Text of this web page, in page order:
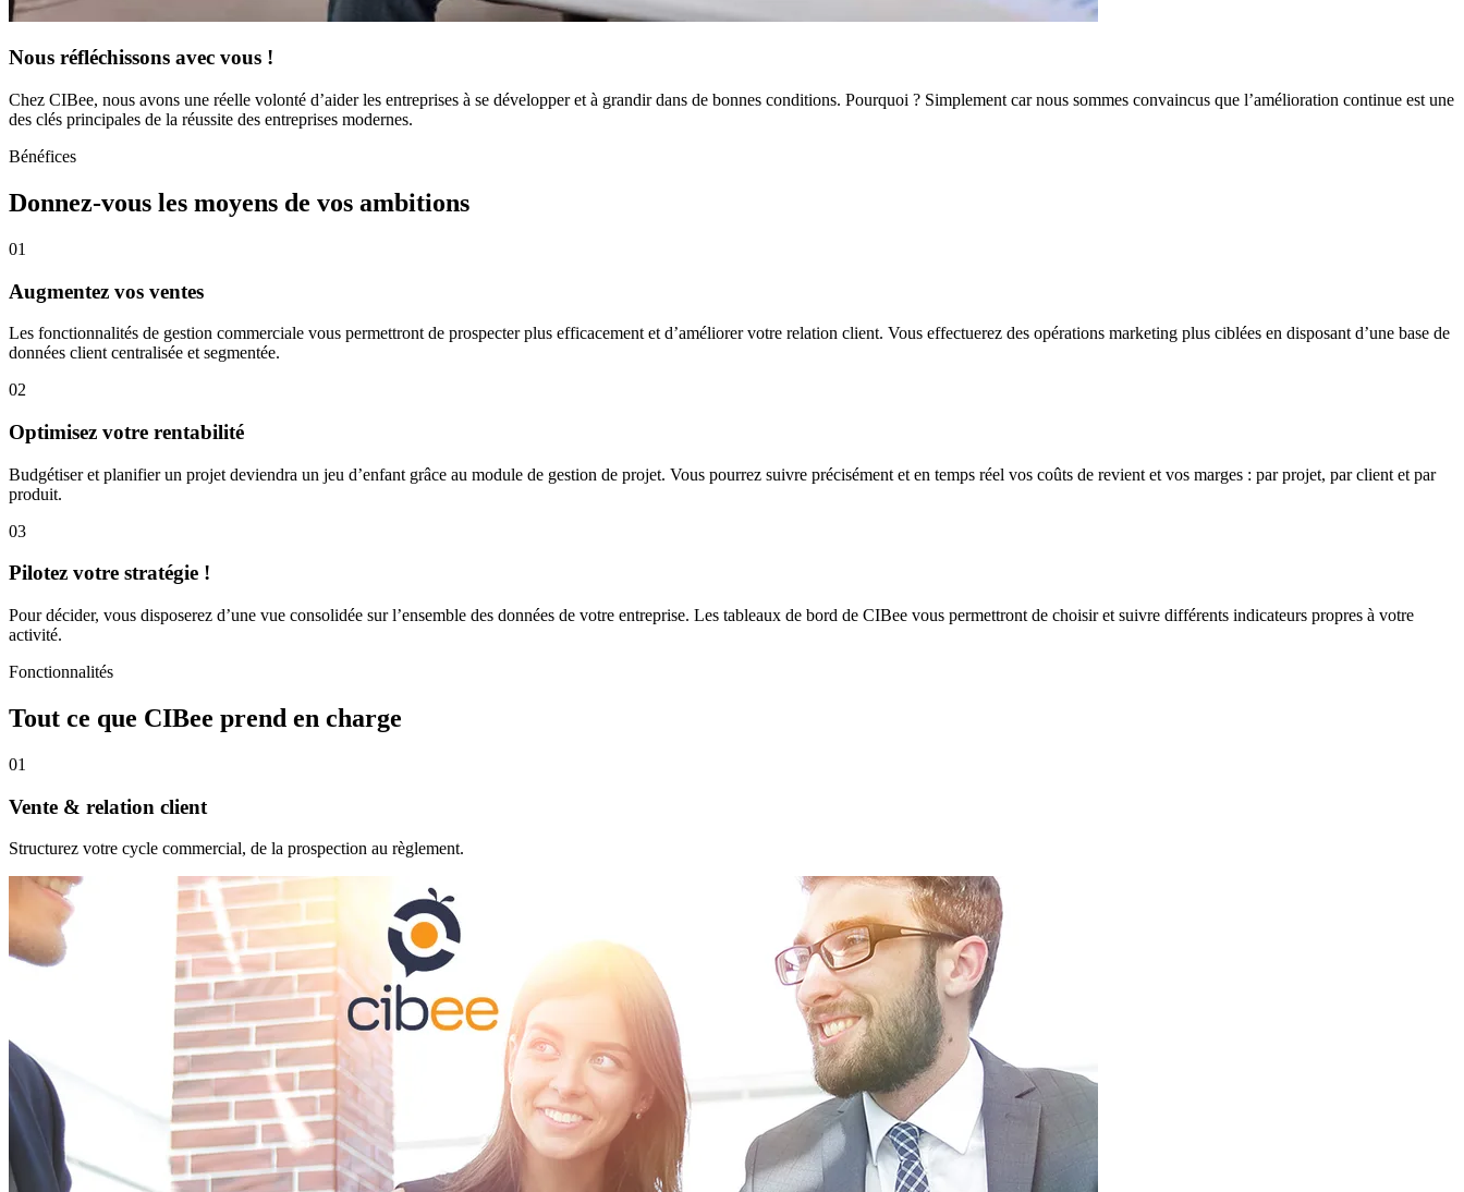
Nous réfléchissons avec vous !
Chez CIBee, nous avons une réelle volonté d’aider les entreprises à se développer et à grandir dans de bonnes conditions. Pourquoi ? Simplement car nous sommes convaincus que l’amélioration continue est une
des clés principales de la réussite des entreprises modernes.
Bénéfices
Donnez-vous les moyens de vos ambitions
01
Augmentez vos ventes
Les fonctionnalités de gestion commerciale vous permettront de prospecter plus efficacement et d’améliorer votre relation client. Vous effectuerez des opérations marketing plus ciblées en disposant d’une base de
données client centralisée et segmentée.
02
Optimisez votre rentabilité
Budgétiser et planifier un projet deviendra un jeu d’enfant grâce au module de gestion de projet. Vous pourrez suivre précisément et en temps réel vos coûts de revient et vos marges : par projet, par client et par
produit.
03
Pilotez votre stratégie !
Pour décider, vous disposerez d’une vue consolidée sur l’ensemble des données de votre entreprise. Les tableaux de bord de CIBee vous permettront de choisir et suivre différents indicateurs propres à votre
activité.
Fonctionnalités
Tout ce que CIBee prend en charge
01
Vente & relation client
Structurez votre cycle commercial, de la prospection au règlement.